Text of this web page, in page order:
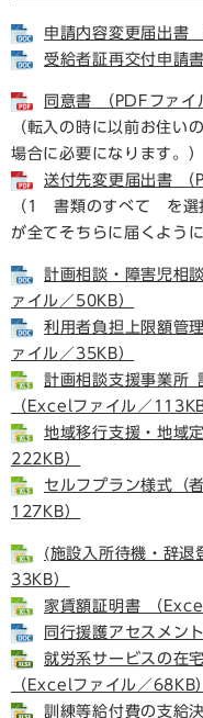
申請内容変更届出書
受給者証再交付申請
同意書 （PDFファイ
（転入の時に以前お住い
場合に必要になります。）
送付先変更届出書 （
（1 書類のすべて を選
が全てそちらに届くよう
計画相談・障害児相
ァイル／50KB）
利用者負担上限額管
ァイル／35KB）
計画相談支援事業所_
（Excelファイル／113KB
地域移行支援・地域
222KB）
セルフプラン様式（
127KB）
(施設入所待機・辞
33KB）
家賃額証明書 （
同行援護アセスメン
就労系サービスの在
（Excelファイル／68KB
訓練等給付費の支給